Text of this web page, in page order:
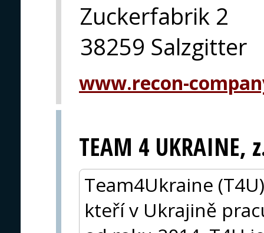
Zuckerfabrik 2
38259 Salzgitter
www.recon-
TEAM 4 UKRAINE,
Team4Ukraine
kteří v Ukrajině